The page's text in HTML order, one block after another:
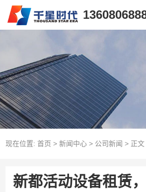
现在位置: 首页 > 新闻中心> 公司新闻 > 正文
新都活动设备租赁